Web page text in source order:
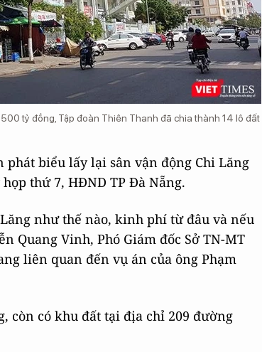
tỷ đồng, Tập đoàn Thiên Thanh đã chia thành 14 lô đất
biểu lấy lại sân vận động Chi Lăng
thứ 7, HĐND TP Đà Nẵng.
như thế nào, kinh phí từ đâu và nếu
Quang Vinh, Phó Giám đốc Sở TN-MT
liên quan đến vụ án của ông Phạm
còn có khu đất tại địa chỉ 209 đường